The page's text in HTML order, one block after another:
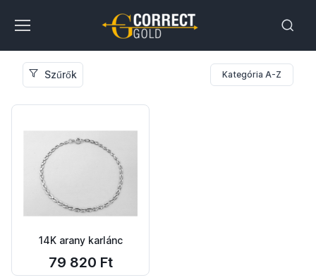
Szűrők Kategória A-Z
14K arany karlánc
79 820 Ft